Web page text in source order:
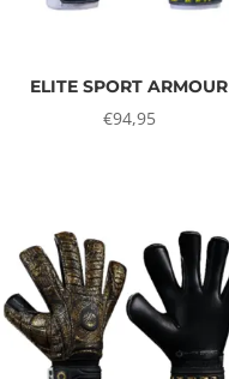
ELITE SPORT ARMOUR
€94,95